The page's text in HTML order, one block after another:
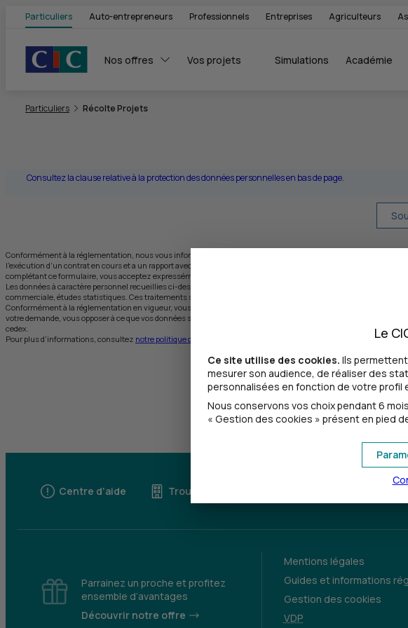
Particuliers Auto-entrepreneurs Professionnels Entreprises Agriculteurs
Nos offres Vos projets Simulations Académie
Particuliers Récolte Projets
Consultez la clause relative à la protection des données personnelles en bas de page.
Conformément à la réglementation, nous vous informons que toute sollicitation téléphonique à des fins
l’exécution d’un contrat en cours et a un rapport avec l’objet de ce contrat, y compris lorsqu’il s’agit de vous
complétant ce formulaire, vous acceptez expressément que la Banque prenne contact avec vous par téléphone
Les données à caractère personnel recueillies ci-dessus, par la Banque, responsable de traitement peuvent
commerciale, études statistiques. Ces traitements sont nécessaires aux fins des intérêts légitimes de la Banque.
Conformément à la réglementation en vigueur, vous disposez notamment d’un droit d’accès, de rectification,
votre demande, vous opposer à ce que vos données soient utilisées à des fins de prospection commerciale. Pour
cedex.
Pour plus d’informations, consultez notre politique de protection des données personnelles , disponible aussi
Centre d'aide Trouver une agence
Parrainez un proche et profitez
ensemble d’avantages
Découvrir notre offre
Mentions légales
Guides et informations
Gestion des cookies
VDP
Le
Ce site utilise des cookies. Ils
mesurer son audience, de réaliser des
personnalisées en fonction de votre profil
Nous conservons vos choix pendant 6
« Gestion des cookies » présent en pied